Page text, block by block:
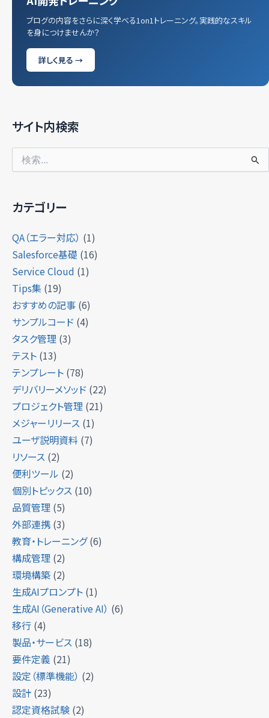
ブログの内容をさらに深く学べる1on1トレーニング。実践的なスキル
を身につけませんか？
詳しく見る →
サイト内検索
カテゴリー
QA（エラー対応） (1)
Salesforce基礎 (16)
Service Cloud (1)
Tips集 (19)
おすすめの記事 (6)
サンプルコード (4)
タスク管理 (3)
テスト (13)
テンプレート (78)
デリバリーメソッド (22)
プロジェクト管理 (21)
メジャーリリース (1)
ユーザ説明資料 (7)
リソース (2)
便利ツール (2)
個別トピックス (10)
品質管理 (5)
外部連携 (3)
教育・トレーニング(6)
構成管理 (2)
環境構築 (2)
生成AIプロンプト (1)
生成AI（Generative AI） (6)
移行 (4)
製品・サービス (18)
要件定義 (21)
設定（標準機能） (2)
設計 (23)
認定資格試験 (2)